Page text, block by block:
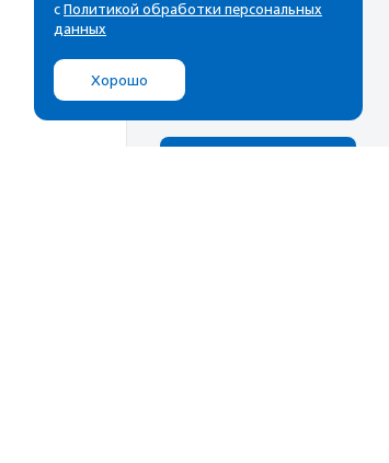
Cамые свежие новости,
почтовом ящике
с Политикой обработки персональных
данных
Хорошо